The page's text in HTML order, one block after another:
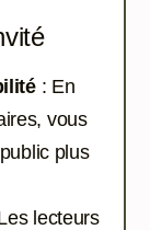
: En
vous
plus
lecteurs